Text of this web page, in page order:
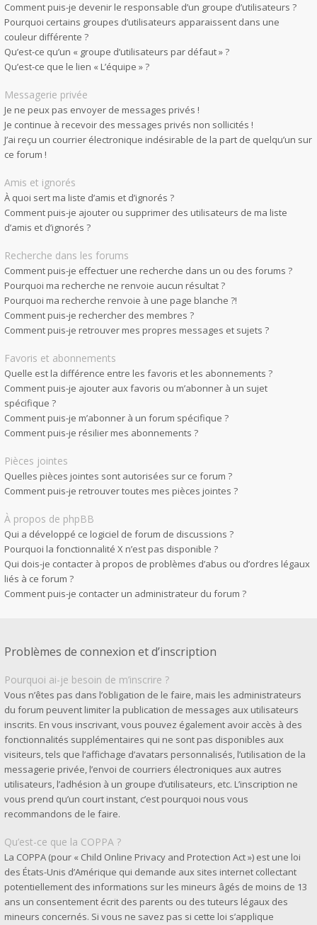
Comment puis-je devenir le responsable d’un groupe d’utilisateurs ?
Pourquoi certains groupes d’utilisateurs apparaissent dans une
couleur différente ?
Qu’est-ce qu’un « groupe d’utilisateurs par défaut » ?
Qu’est-ce que le lien « L’équipe » ?
Messagerie privée
Je ne peux pas envoyer de messages privés !
Je continue à recevoir des messages privés non sollicités !
J’ai reçu un courrier électronique indésirable de la part de quelqu’un sur
ce forum !
Amis et ignorés
À quoi sert ma liste d’amis et d’ignorés ?
Comment puis-je ajouter ou supprimer des utilisateurs de ma liste
d’amis et d’ignorés ?
Recherche dans les forums
Comment puis-je effectuer une recherche dans un ou des forums ?
Pourquoi ma recherche ne renvoie aucun résultat ?
Pourquoi ma recherche renvoie à une page blanche ?!
Comment puis-je rechercher des membres ?
Comment puis-je retrouver mes propres messages et sujets ?
Favoris et abonnements
Quelle est la différence entre les favoris et les abonnements ?
Comment puis-je ajouter aux favoris ou m’abonner à un sujet
spécifique ?
Comment puis-je m’abonner à un forum spécifique ?
Comment puis-je résilier mes abonnements ?
Pièces jointes
Quelles pièces jointes sont autorisées sur ce forum ?
Comment puis-je retrouver toutes mes pièces jointes ?
À propos de phpBB
Qui a développé ce logiciel de forum de discussions ?
Pourquoi la fonctionnalité X n’est pas disponible ?
Qui dois-je contacter à propos de problèmes d’abus ou d’ordres légaux
liés à ce forum ?
Comment puis-je contacter un administrateur du forum ?
Problèmes de connexion et d’inscription
Pourquoi ai-je besoin de m’inscrire ?
Vous n’êtes pas dans l’obligation de le faire, mais les administrateurs
du forum peuvent limiter la publication de messages aux utilisateurs
inscrits. En vous inscrivant, vous pouvez également avoir accès à des
fonctionnalités supplémentaires qui ne sont pas disponibles aux
visiteurs, tels que l’affichage d’avatars personnalisés, l’utilisation de la
messagerie privée, l’envoi de courriers électroniques aux autres
utilisateurs, l’adhésion à un groupe d’utilisateurs, etc. L’inscription ne
vous prend qu’un court instant, c’est pourquoi nous vous
recommandons de le faire.
Qu’est-ce que la COPPA ?
La COPPA (pour « Child Online Privacy and Protection Act ») est une loi
des États-Unis d’Amérique qui demande aux sites internet collectant
potentiellement des informations sur les mineurs âgés de moins de 13
ans un consentement écrit des parents ou des tuteurs légaux des
mineurs concernés. Si vous ne savez pas si cette loi s’applique